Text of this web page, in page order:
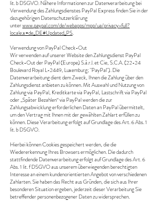
lit. b DSGVO. Nähere Informationen zur Datenverarbeitung bei
Verwendung des Zahlungsdienstes PayPal Express finden Sie in der
dazugehörigen Datenschutzerklärung
unterwww.paypal.com/de/webapps/mpp/ua/privacy-full?
locale.x=de_DE#Updated_PS.
Verwendung von PayPal Check-Out
Wir verwenden auf unserer Website den Zahlungsdienst PayPal
Check-Out der PayPal (Europe) S.à.r.l. et Cie, S.C.A. (22-24
Boulevard Royal L-2449, Luxemburg; "PayPal"). Die
Datenverarbeitung dient dem Zweck, Ihnen die Zahlung über den
Zahlungsdienst anbieten zu können. Mit Auswahl und Nutzung von
Zahlung via PayPal, Kreditkarte via PayPal, Lastschrift via PayPal
oder „Später Bezahlen“ via PayPal werden die zur
Zahlungsabwicklung erforderlichen Daten an PayPal übermittelt,
um den Vertrag mit Ihnen mit der gewählten Zahlart erfüllen zu
können. Diese Verarbeitung erfolgt auf Grundlage des Art. 6 Abs. 1
lit. b DSGVO.
Hierbei können Cookies gespeichert werden, die die
Wiedererkennung Ihres Browsers ermöglichen. Die dadurch
stattfindende Datenverarbeitung erfolgt auf Grundlage des Art. 6
Abs. 1 lit. f DSGVO aus unserem überwiegenden berechtigten
Interesse an einem kundenorientierten Angebot von verschiedenen
Zahlarten. Sie haben das Recht aus Gründen, die sich aus Ihrer
besonderen Situation ergeben, jederzeit dieser Verarbeitung Sie
betreffender personenbezogener Daten zu widersprechen.